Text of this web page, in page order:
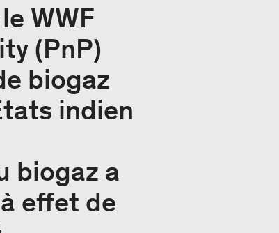
WWF
(PnP)
biogaz
indien
biogaz a
effet de